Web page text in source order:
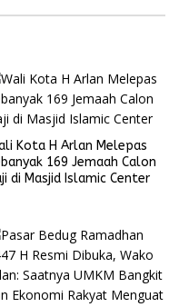
Kota H Arlan Melepas
169 Jemaah Calon
di Masjid Islamic Center